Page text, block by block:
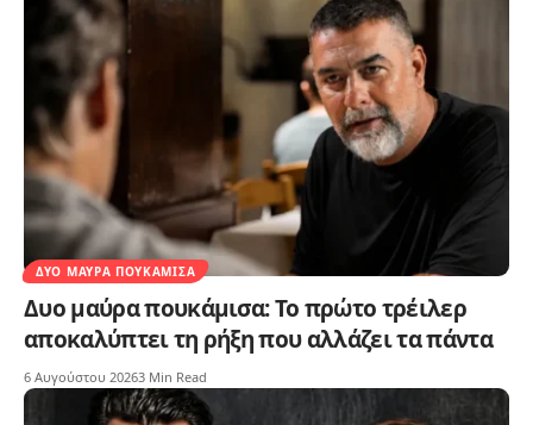
ΔΥΟ ΜΑΎΡΑ ΠΟΥΚΆΜΙΣΑ
Δυο μαύρα πουκάμισα: Το πρώτο τρέιλερ
αποκαλύπτει τη ρήξη που αλλάζει τα πάντα
6 Αυγούστου 20263 Min Read